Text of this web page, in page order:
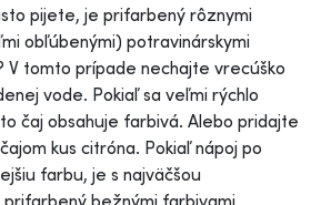
pijete, je prifarbený rôznymi
obľúbenými) potravinárskymi
V tomto prípade nechajte vrecúško
vode. Pokiaľ sa veľmi rýchlo
čaj obsahuje farbivá. Alebo pridajte
kus citróna. Pokiaľ nápoj po
farbu, je s najväčšou
bežnými farbivami.